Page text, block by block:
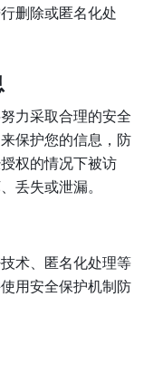
删除或匿名化处
力采取合理的安全
保护您的信息，防
权的情况下被访
丢失或泄漏。
术、匿名化处理等
用安全保护机制防